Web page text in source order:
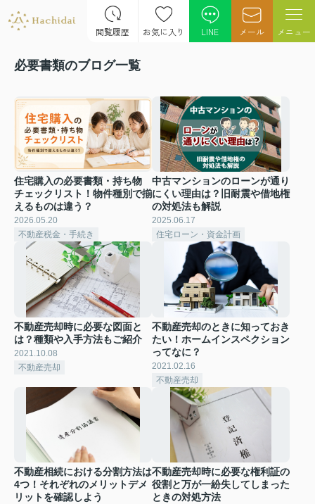
閲覧履歴 お気に入り LINE メール メニュー
必要書類のブログ一覧
住宅購入の必要書類・持ち物
チェックリスト！物件種別で揃
えるものは違う？
2026.05.20
不動産税金・手続き
中古マンションのローンが通り
にくい理由は？旧耐震や借地権
の対処法も解説
2025.06.17
住宅ローン・資金計画
不動産売却時に必要な図面と
は？種類や入手方法もご紹介
2021.10.08
不動産売却
不動産売却のときに知っておき
たい！ホームインスペクション
ってなに？
2021.02.16
不動産売却
不動産相続における分割方法は
4つ！それぞれのメリットデメ
リットを確認しよう
不動産売却時に必要な権利証の
役割と万が一紛失してしまった
ときの対処方法